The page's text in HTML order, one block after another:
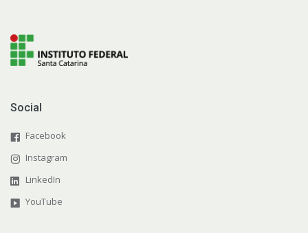
Social
Facebook
Instagram
LinkedIn
YouTube